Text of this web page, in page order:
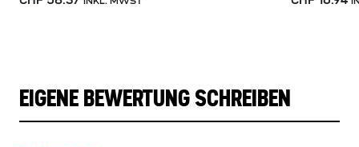
EIGENE BEWERTUNG SCHREIBEN